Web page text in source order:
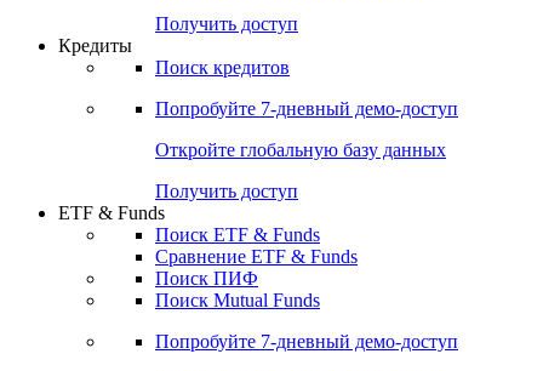
Попробуйте7-дневный
Откройте глобальную базу данных
Получить доступ
Поиск кредитов
Попробуйте7-дневный
Откройте глобальную базу данных
Получить доступ
ETF & Funds
Сравнение ETF & Funds